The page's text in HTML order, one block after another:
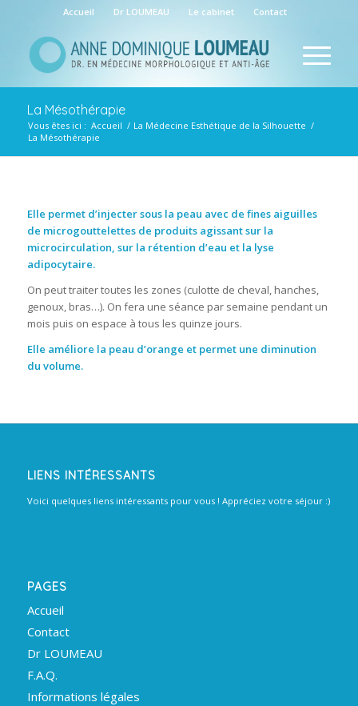
Accueil Dr LOUMEAU Le cabinet Contact
La Mésothérapie
Vous êtes ici : Accueil / La Médecine Esthétique de la Silhouette /
La Mésothérapie
Elle permet d’injecter sous la peau avec de fines aiguilles
de microgouttelettes de produits agissant sur la
microcirculation, sur la rétention d’eau et la lyse
adipocytaire.
On peut traiter toutes les zones (culotte de cheval, hanches,
genoux, bras…). On fera une séance par semaine pendant un
mois puis on espace à tous les quinze jours.
Elle améliore la peau d’orange et permet une diminution
du volume.
LIENS INTÉRESSANTS
Voici quelques liens intéressants pour vous ! Appréciez votre séjour :)
PAGES
Accueil
Contact
Dr LOUMEAU
F.A.Q.
Informations légales